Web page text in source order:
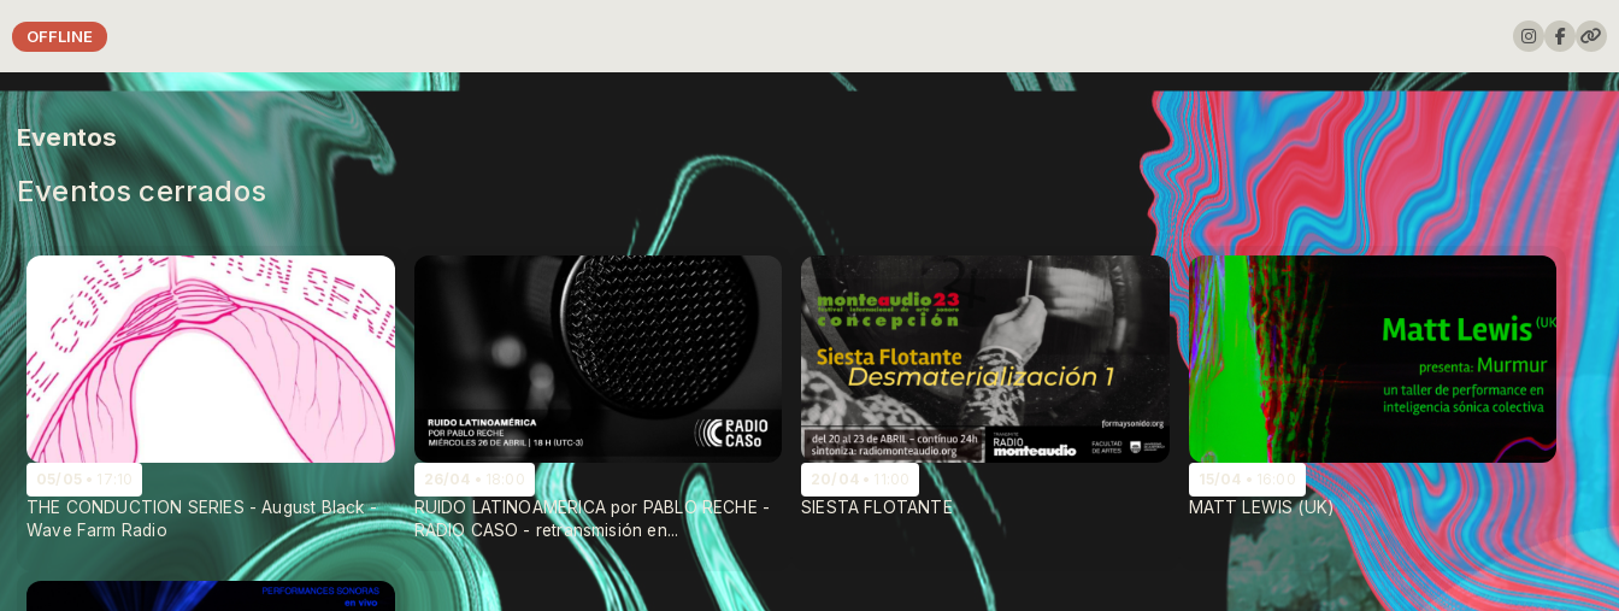
OFFLINE
Eventos
Eventos cerrados
05/05 17:10
THE CONDUCTION SERIES - August Black -
Wave Farm Radio
26/04 18:00
RUIDO LATINOAMERICA por PABLO RECHE -
RADIO CASO - retransmisión en...
20/04 11:00
SIESTA FLOTANTE
15/04 16:00
MATT LEWIS (UK)